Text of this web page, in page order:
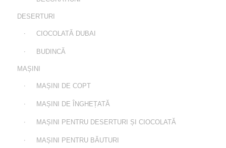
DESERTURI
CIOCOLATĂ DUBAI
BUDINCĂ
MAȘINI
MAȘINI DE COPT
MAȘINI DE ÎNGHEȚATĂ
MAȘINI PENTRU DESERTURI ȘI CIOCOLATĂ
MAȘINI PENTRU BĂUTURI